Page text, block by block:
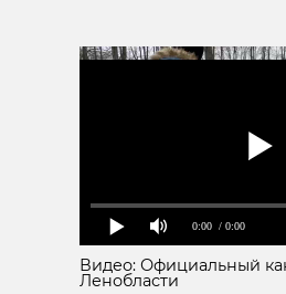
0:00 / 0:00
Видео: Официальный
Ленобласти
федоровское
Поделиться статьей: